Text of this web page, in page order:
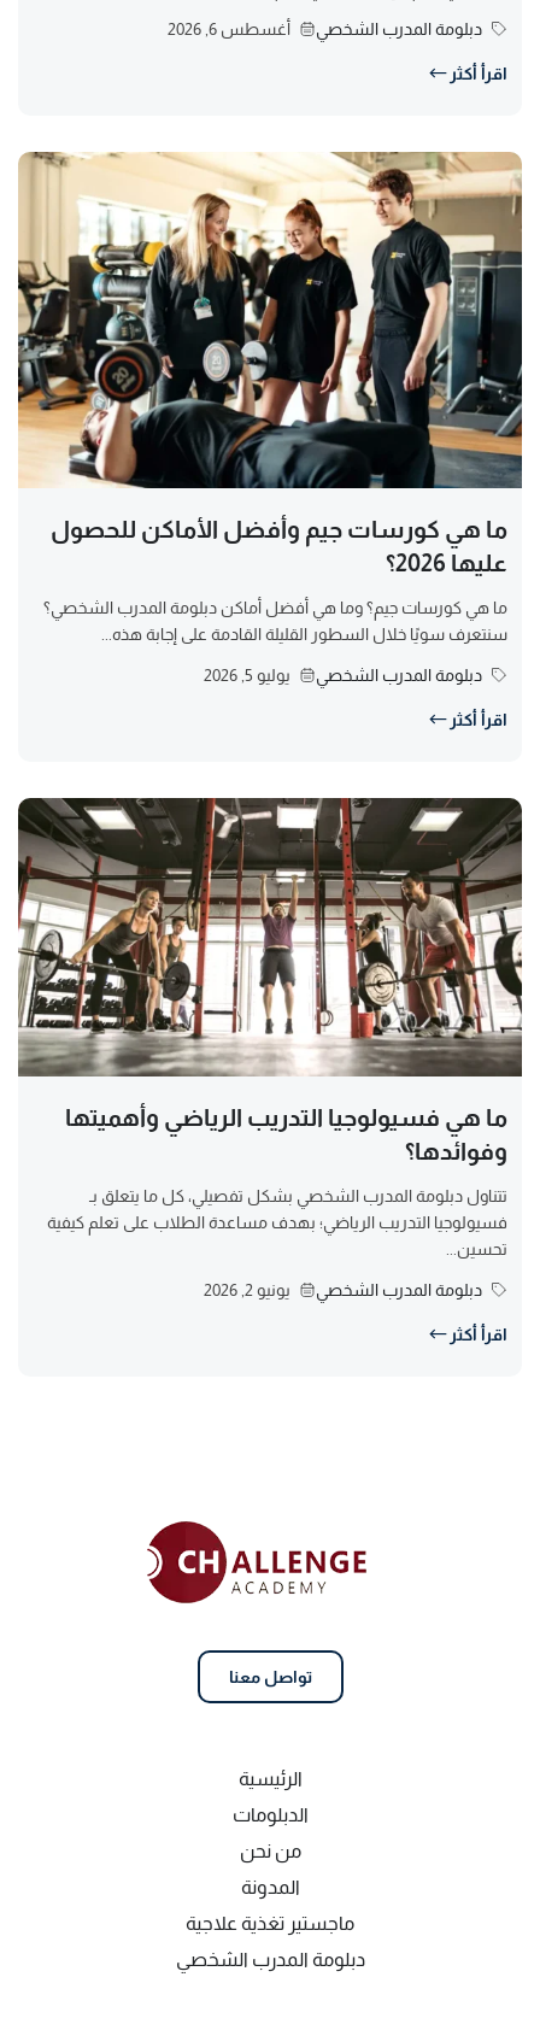
دبلومة المدرب الشخصي أغسطس 6, 2026
اقرأ أكثر
ما هي كورسات جيم وأفضل الأماكن للحصول
عليها 2026؟
ما هي كورسات جيم؟ وما هي أفضل أماكن دبلومة المدرب الشخصي؟
سنتعرف سويًا خلال السطور القليلة القادمة على إجابة هذه...
دبلومة المدرب الشخصي يوليو 5, 2026
اقرأ أكثر
ما هي فسيولوجيا التدريب الرياضي وأهميتها
وفوائدها؟
تتناول دبلومة المدرب الشخصي بشكل تفصيلي، كل ما يتعلق بـ
فسيولوجيا التدريب الرياضي؛ بهدف مساعدة الطلاب على تعلم كيفية
تحسين...
دبلومة المدرب الشخصي يونيو 2, 2026
اقرأ أكثر
تواصل معنا
الرئيسية
الدبلومات
من نحن
المدونة
ماجستير تغذية علاجية
دبلومة المدرب الشخصي